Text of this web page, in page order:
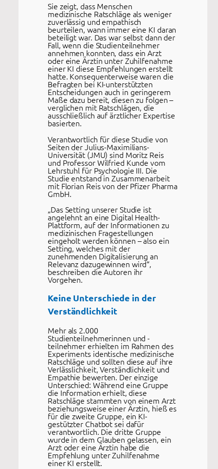
Sie zeigt, dass Menschen
medizinische Ratschläge als weniger
zuverlässig und empathisch
beurteilen, wann immer eine KI daran
beteiligt war. Das war selbst dann der
Fall, wenn die Studienteilnehmer
annehmen konnten, dass ein Arzt
oder eine Ärztin unter Zuhilfenahme
einer KI diese Empfehlungen erstellt
hatte. Konsequenterweise waren die
Befragten bei KI-unterstützten
Entscheidungen auch in geringerem
Maße dazu bereit, diesen zu folgen –
verglichen mit Ratschlägen, die
ausschließlich auf ärztlicher Expertise
basierten.
Verantwortlich für diese Studie von
Seiten der Julius-Maximilians-
Universität (JMU) sind Moritz Reis
und Professor Wilfried Kunde vom
Lehrstuhl für Psychologie III. Die
Studie entstand in Zusammenarbeit
mit Florian Reis von der Pfizer Pharma
GmbH.
„Das Setting unserer Studie ist
angelehnt an eine Digital Health-
Plattform, auf der Informationen zu
medizinischen Fragestellungen
eingeholt werden können – also ein
Setting, welches mit der
zunehmenden Digitalisierung an
Relevanz dazugewinnen wird“,
beschreiben die Autoren ihr
Vorgehen.
Keine Unterschiede in der
Verständlichkeit
Mehr als 2.000
Studienteilnehmerinnen und -
teilnehmer erhielten im Rahmen des
Experiments identische medizinische
Ratschläge und sollten diese auf ihre
Verlässlichkeit, Verständlichkeit und
Empathie bewerten. Der einzige
Unterschied: Während eine Gruppe
die Information erhielt, diese
Ratschläge stammten von einem Arzt
beziehungsweise einer Ärztin, hieß es
für die zweite Gruppe, ein KI-
gestützter Chatbot sei dafür
verantwortlich. Die dritte Gruppe
wurde in dem Glauben gelassen, ein
Arzt oder eine Ärztin habe die
Empfehlung unter Zuhilfenahme
einer KI erstellt.